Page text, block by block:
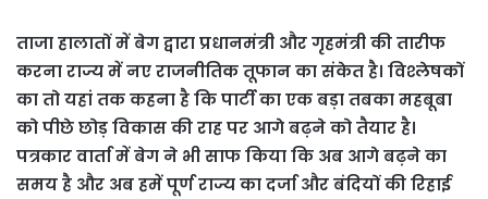
ताजा हालातों में बेग द्वारा प्रधानमंत्री और गृहमंत्री की तारीफ
करना राज्य में नए राजनीतिक तूफान का संकेत है। विश्लेषकों
का तो यहां तक कहना है कि पार्टी का एक बड़ा तबका महबूबा
को पीछे छोड़ विकास की राह पर आगे बढ़ने को तैयार है।
पत्रकार वार्ता में बेग ने भी साफ किया कि अब आगे बढ़ने का
समय है और अब हमें पूर्ण राज्य का दर्जा और बंदियों की रिहाई